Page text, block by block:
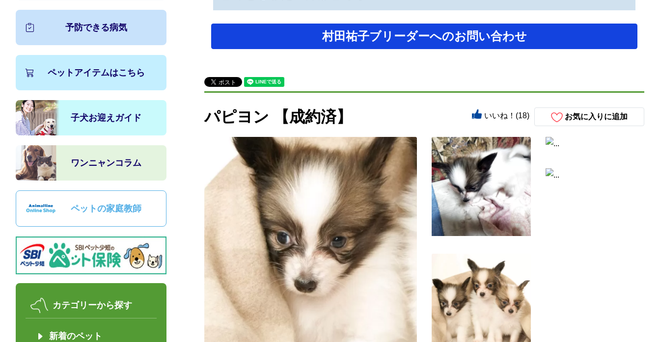
村田祐子ブリーダーへのお問い合わせ
パピヨン 【成約済】 お気に入りに追加
いいね！(18)
予防できる病気
ペットアイテムはこちら
子犬お迎えガイド
ワンニャンコラム
ペットの家庭教師
カテゴリーから探す
新着のペット